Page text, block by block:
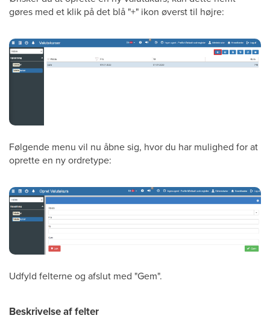
gøres med et klik på det blå "+" ikon øverst til højre:
Følgende menu vil nu åbne sig, hvor du har mulighed for at
oprette en ny ordretype:
Udfyld felterne og afslut med "Gem".
Beskrivelse af felter